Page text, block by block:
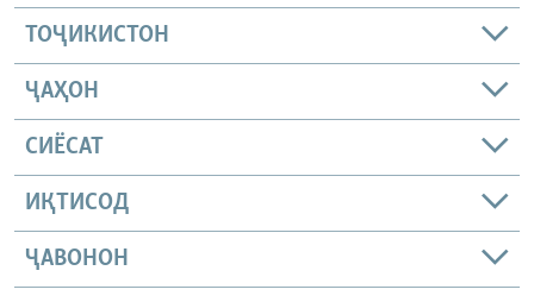
ТОҶИКИСТОН
ҶАҲОН
СИЁСАТ
ИҚТИСОД
ҶАВОНОН